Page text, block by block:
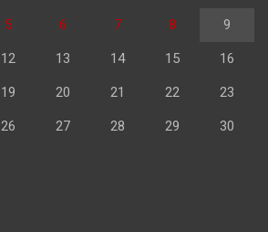
5 6 7 8 9
12 13 14 15 16
19 20 21 22 23
26 27 28 29 30